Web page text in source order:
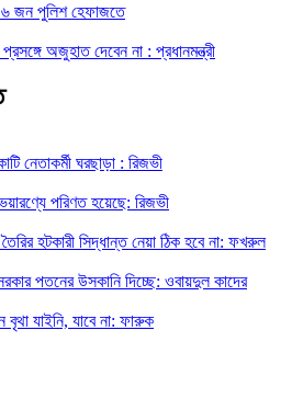
৬ জন পুলিশ হেফাজতে
অজুহাত দেবেন না : প্রধানমন্ত্রী
নেতাকর্মী ঘরছাড়া : রিজভী
পরিণত হয়েছে: রিজভী
তৈরির হটকারী সিদ্ধান্ত নেয়া ঠিক হবে না: ফখরুল
পতনের উসকানি দিচ্ছে: ওবায়দুল কাদের
বৃথা যাইনি, যাবে না: ফারুক